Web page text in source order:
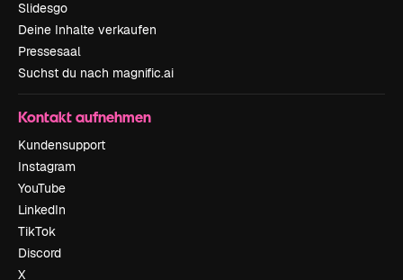
Slidesgo
Deine Inhalte verkaufen
Pressesaal
Suchst du nach magnific.ai
Kontakt aufnehmen
Kundensupport
Instagram
YouTube
LinkedIn
TikTok
Discord
X